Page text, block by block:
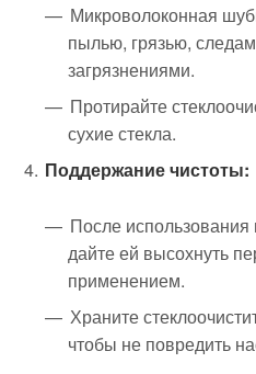
Микроволоконная
пылью, грязью,
загрязнениями.
Протирайте
сухие стекла.
Поддержание чистоты:
После
дайте ей высохнуть
применением.
Храните
чтобы не повредить